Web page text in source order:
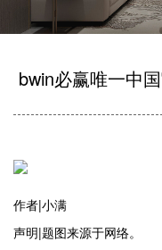
bwin必赢唯一中
作者|小满
声明|题图来源于网络。